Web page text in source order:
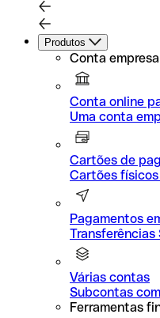
Produtos
Conta
Conta online
Uma conta
Cartões de
Cartões
Pagamentos
Transferências
Várias contas
Subcontas
Ferramentas